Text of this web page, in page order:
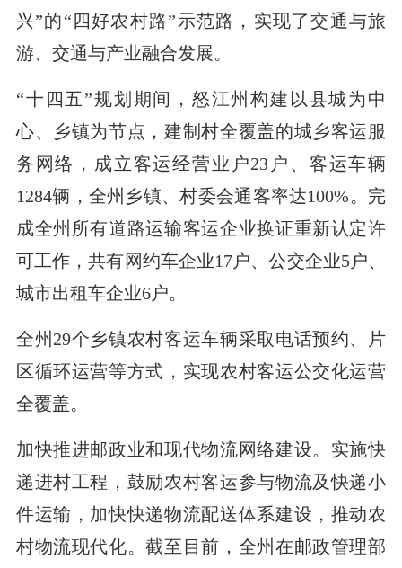
兴”的“四好农村路”示范路，实现了交通与旅
游、交通与产业融合发展。
“十四五”规划期间，怒江州构建以县城为中
心、乡镇为节点，建制村全覆盖的城乡客运服
务网络，成立客运经营业户23户、客运车辆
1284辆，全州乡镇、村委会通客率达100%。完
成全州所有道路运输客运企业换证重新认定许
可工作，共有网约车企业17户、公交企业5户、
城市出租车企业6户。
全州29个乡镇农村客运车辆采取电话预约、片
区循环运营等方式，实现农村客运公交化运营
全覆盖。
加快推进邮政业和现代物流网络建设。实施快
递进村工程，鼓励农村客运参与物流及快递小
件运输，加快快递物流配送体系建设，推动农
村物流现代化。截至目前，全州在邮政管理部